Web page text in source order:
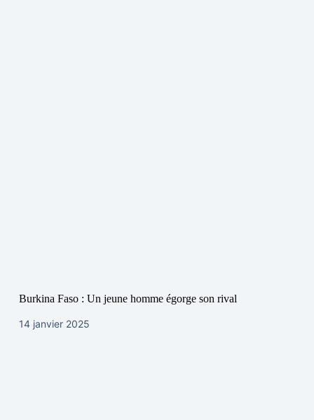
Burkina Faso : Un jeune homme égorge son rival
14 janvier 2025